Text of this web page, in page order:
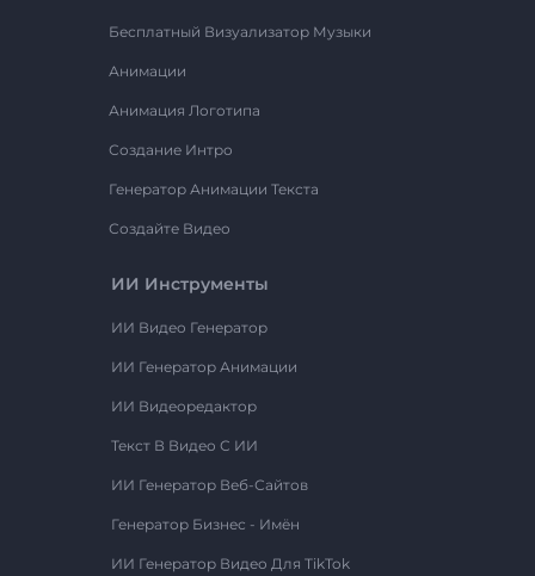
Бесплатный Визуализатор Музыки
Анимации
Анимация Логотипа
Создание Интро
Генератор Анимации Текста
Создайте Видео
ИИ Инструменты
ИИ Видео Генератор
ИИ Генератор Анимации
ИИ Видеоредактор
Текст В Видео С ИИ
ИИ Генератор Веб-Сайтов
Генератор Бизнес - Имён
ИИ Генератор Видео Для TikTok